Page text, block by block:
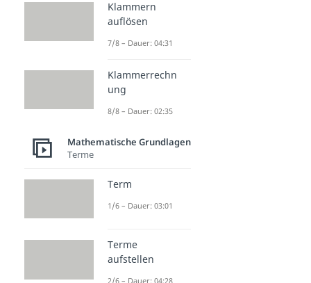
Klammern
auflösen
7/8 – Dauer: 04:31
Klammerrechn
ung
8/8 – Dauer: 02:35
Mathematische Grundlagen
Terme
Term
1/6 – Dauer: 03:01
Terme
aufstellen
2/6 – Dauer: 04:28